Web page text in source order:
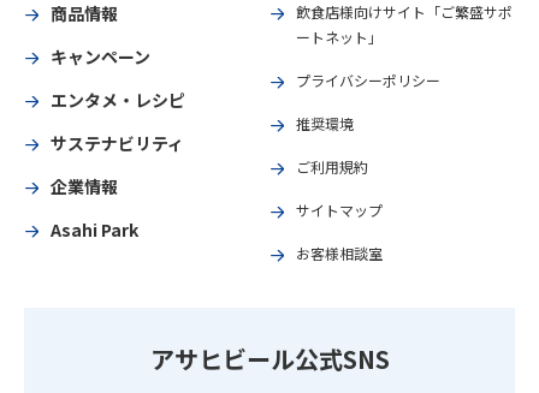
商品情報
キャンペーン
エンタメ・レシピ
サステナビリティ
企業情報
Asahi Park
飲食店様向けサイト「ご繁盛サポ
ートネット」
プライバシーポリシー
推奨環境
ご利用規約
サイトマップ
お客様相談室
アサヒビール公式SNS